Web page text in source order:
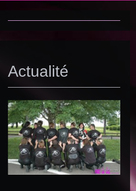
Actualité